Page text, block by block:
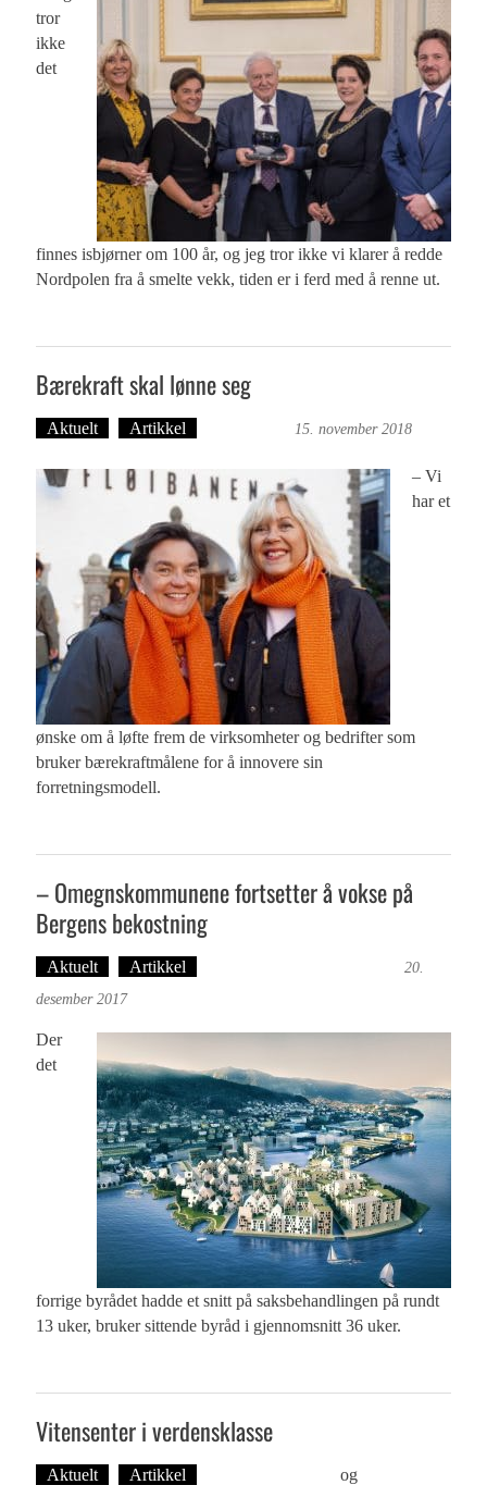
tror
ikke
det
finnes isbjørner om 100 år, og jeg tror ikke vi klarer å redde
Nordpolen fra å smelte vekk, tiden er i ferd med å renne ut.
Bærekraft skal lønne seg
Aktuelt Artikkel 15. november 2018
– Vi
har et
ønske om å løfte frem de virksomheter og bedrifter som
bruker bærekraftmålene for å innovere sin
forretningsmodell.
– Omegnskommunene fortsetter å vokse på
Bergens bekostning
Aktuelt Artikkel
20.
desember 2017
Der
det
forrige byrådet hadde et snitt på saksbehandlingen på rundt
13 uker, bruker sittende byråd i gjennomsnitt 36 uker.
Vitensenter i verdensklasse
Aktuelt Artikkel og